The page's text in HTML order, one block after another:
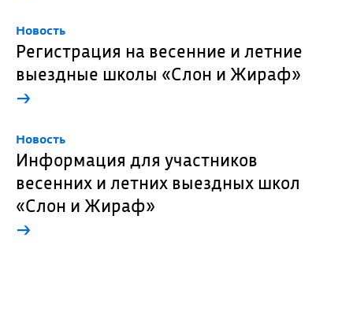
Новость
Регистрация на весенние и летние
выездные школы «Слон и Жираф»
→
Новость
Информация для участников
весенних и летних выездных школ
«Слон и Жираф»
→